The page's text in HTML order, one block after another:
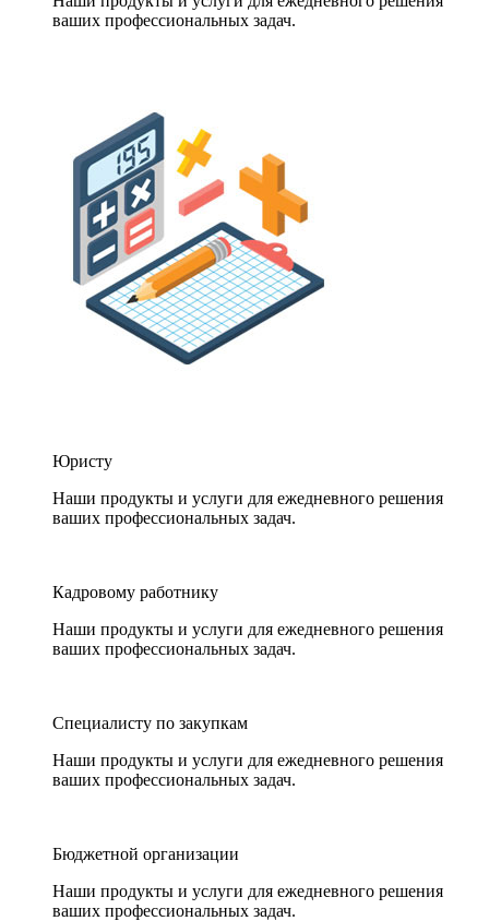
ваших профессиональных задач.
Юристу
Наши продукты и услуги для ежедневного решения
ваших профессиональных задач.
Кадровому работнику
Наши продукты и услуги для ежедневного решения
ваших профессиональных задач.
Специалисту по закупкам
Наши продукты и услуги для ежедневного решения
ваших профессиональных задач.
Бюджетной организации
Наши продукты и услуги для ежедневного решения
ваших профессиональных задач.